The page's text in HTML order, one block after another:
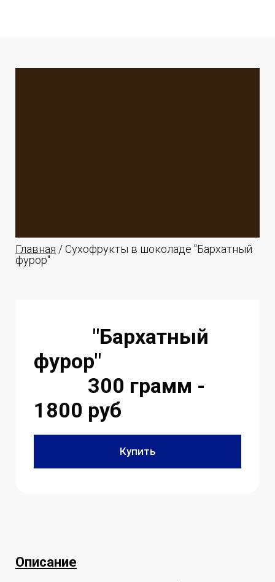
Главная / Сухофрукты в шоколаде "Бархатный
фурор"
"Бархатный
фурор"
300 грамм -
1800 руб
Купить
Описание